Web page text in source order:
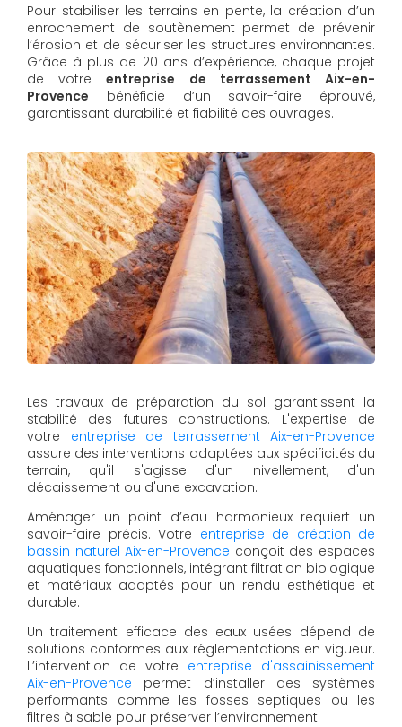
Pour stabiliser les terrains en pente, la création d’un
enrochement de soutènement permet de prévenir
l’érosion et de sécuriser les structures environnantes.
Grâce à plus de 20 ans d’expérience, chaque projet
de votreentreprise de terrassement Aix-en-
Provence bénéficie d’un savoir-faire éprouvé,
garantissant durabilité et fiabilité des ouvrages.
Les travaux de préparation du sol garantissent la
stabilité des futures constructions. L'expertise de
votre entreprise de terrassement Aix-en-Provence
assure des interventions adaptées aux spécificités du
terrain, qu'il s'agisse d'un nivellement, d'un
décaissement ou d'une excavation.
Aménager un point d’eau harmonieux requiert un
savoir-faire précis. Votre entreprise de création de
bassin naturel Aix-en-Provence conçoit des espaces
aquatiques fonctionnels, intégrant filtration biologique
et matériaux adaptés pour un rendu esthétique et
durable.
Un traitement efficace des eaux usées dépend de
solutions conformes aux réglementations en vigueur.
L’intervention de votre entreprise d'assainissement
Aix-en-Provence permet d’installer des systèmes
performants comme les fosses septiques ou les
filtres à sable pour préserver l’environnement.